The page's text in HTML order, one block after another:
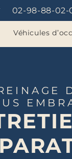
02-98-88-02-
Véhicules